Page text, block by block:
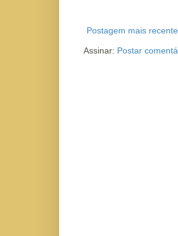
Postagem mais recente
Assinar: Postar